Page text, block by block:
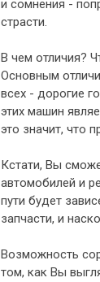
и сомнения -
страсти.
В чем отличия?
Основным
всех - дорогие
этих машин
это значит, что
Кстати, Вы
автомобилей и
пути будет
запчасти, и
Возможность
том, как Вы